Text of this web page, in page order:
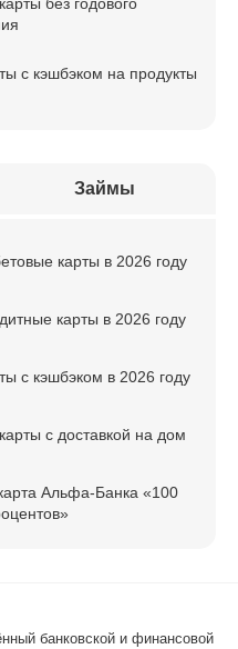
с кэшбэком на продукты
Займы
карты в 2026 году
карты в 2026 году
с кэшбэком в 2026 году
с доставкой на дом
Альфа-Банка «100
банковской и финансовой